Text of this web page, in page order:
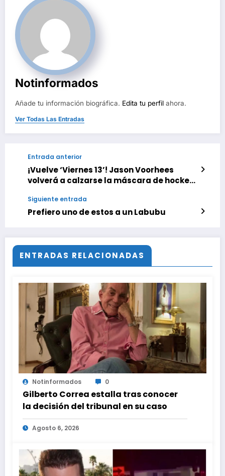
Notinformados
Añade tu información biográfica. Edita tu perfil ahora.
Ver Todas Las Entradas
Entrada anterior
¡Vuelve ‘Viernes 13’! Jason Voorhees
volverá a calzarse la máscara de hockey
esperas
Siguiente entrada
Prefiero uno de estos a un Labubu
ENTRADAS RELACIONADAS
Notinformados 0
Gilberto Correa estalla tras conocer
la decisión del tribunal en su caso
Agosto 6, 2026